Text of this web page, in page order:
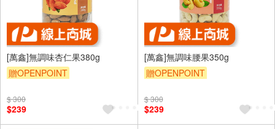
[萬鑫]無調味杏仁果380g
贈OPENPOINT
$ 300
$239
[萬鑫]無調味腰果350g
贈OPENPOINT
$ 300
$239